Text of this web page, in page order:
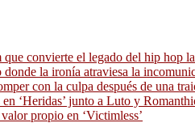
convierte el legado del hip hop
la ironía atraviesa la
con la culpa después de una
‘Heridas’ junto a Luto y
propio en ‘Victimless’